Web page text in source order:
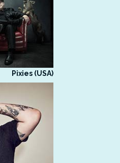
Pixies (USA)